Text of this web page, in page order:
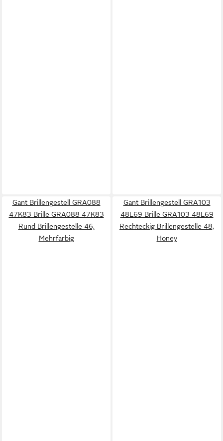
Gant Brillengestell GRA088
47K83 Brille GRA088 47K83
Rund Brillengestelle 46,
Mehrfarbig
Gant Brillengestell GRA103
48L69 Brille GRA103 48L69
Rechteckig Brillengestelle 48,
Honey